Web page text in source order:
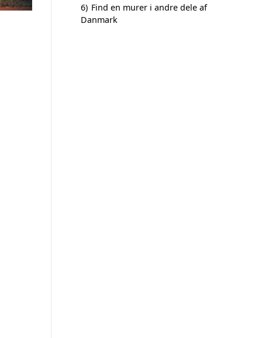
6) Find en murer i andre dele af
Danmark